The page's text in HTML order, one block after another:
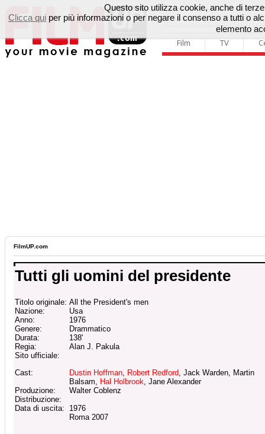
Film TV
FilmUP.com
Tutti gli uomini del presidente
Titolo originale: All the President's men
Nazione:
Usa
Anno:
1976
Genere:
Drammatico
Durata:
138'
Regia:
Alan J. Pakula
Sito ufficiale:
Cast:
Dustin Hoffman, Robert Redford, Jack Warden, Martin
Balsam, Hal Holbrook, Jane Alexander
Produzione:
Walter Coblenz
Distribuzione:
Data di uscita:
1976
Roma 2007
Questo sito utilizza cookie, anche di
Clicca qui per più informazioni o per negare il consenso a tutti o
elemento